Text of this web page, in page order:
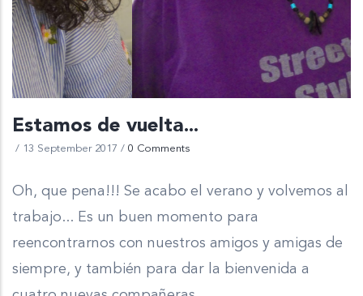
Estamos de vuelta...
/ 13 September 2017 / 0 Comments
Oh, que pena!!! Se acabo el verano y volvemos al
trabajo... Es un buen momento para
reencontrarnos con nuestros amigos y amigas de
siempre, y también para dar la bienvenida a